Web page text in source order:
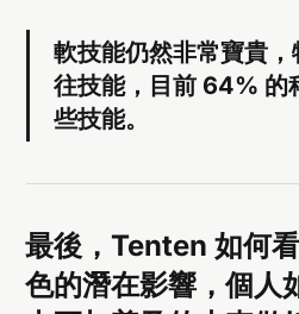
軟技能仍然非常寶貴
往技能，目前 64% 的
些技能。
最後，Tenten 如何
色的潛在影響，個人